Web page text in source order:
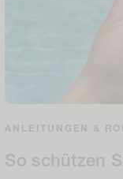
ANLEITUNGEN &
So schützen